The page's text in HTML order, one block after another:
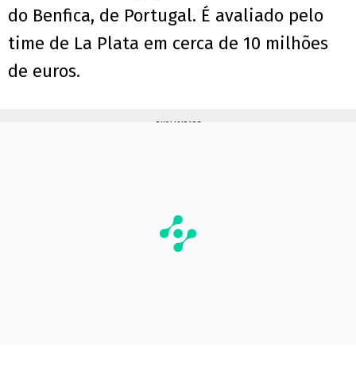
do Benfica, de Portugal. É avaliado pelo
time de La Plata em cerca de 10 milhões
de euros.
PUBLICIDADE